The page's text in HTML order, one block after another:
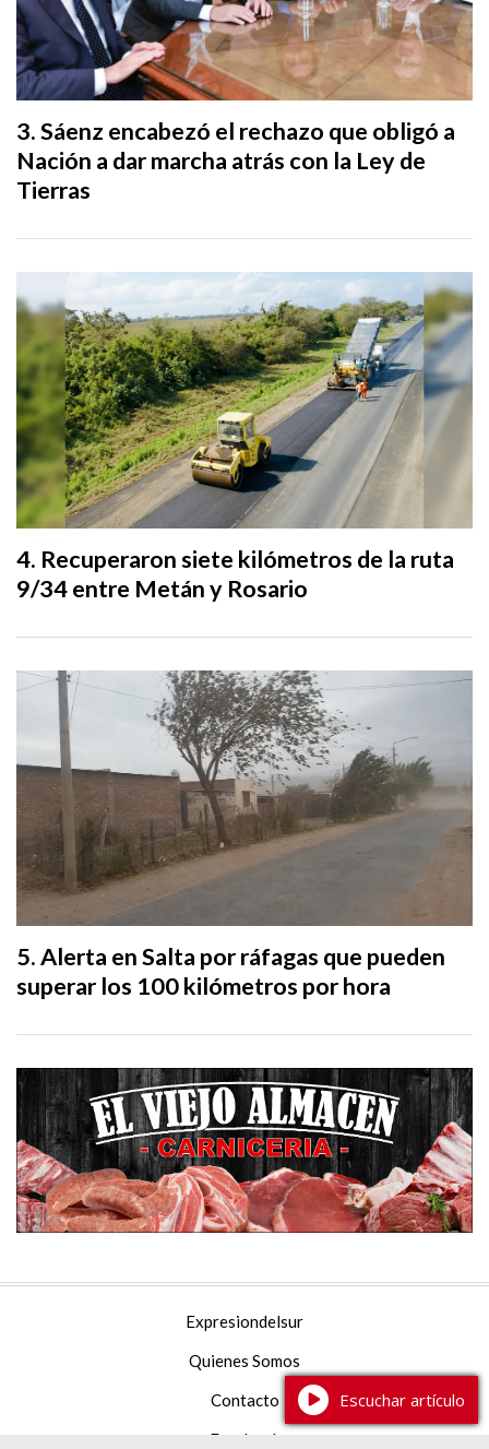
Sáenz encabezó el rechazo que obligó a
Nación a dar marcha atrás con la Ley de
Tierras
Recuperaron siete kilómetros de la ruta
9/34 entre Metán y Rosario
Alerta en Salta por ráfagas que pueden
superar los 100 kilómetros por hora
Expresiondelsur
Quienes Somos
Contacto
Facebook
Escuchar artículo